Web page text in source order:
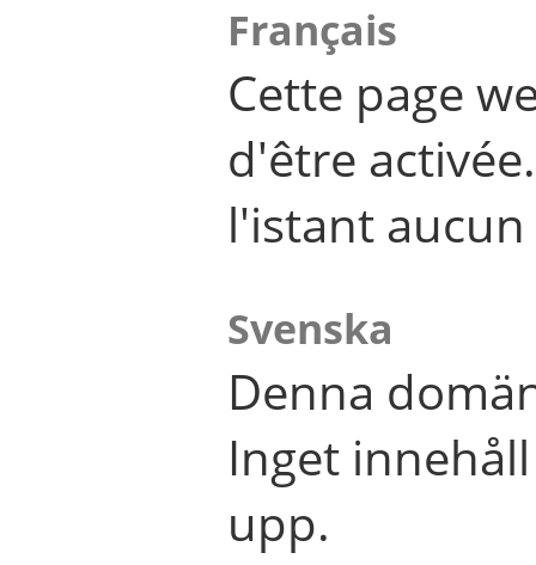
Français
Cette page
d'être
l'istant
Svenska
Denna
Inget
upp.